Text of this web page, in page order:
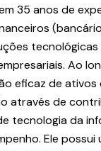
35 anos de
Ao
eficaz de ativos
através de
tecnologia da
Ele